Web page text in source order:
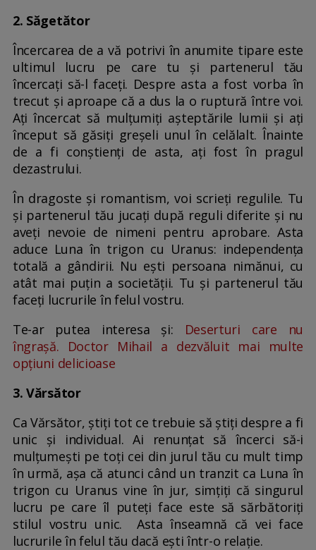
2. Săgetător
Încercarea de a vă potrivi în anumite tipare este
ultimul lucru pe care tu și partenerul tău
încercați să-l faceți. Despre asta a fost vorba în
trecut și aproape că a dus la o ruptură între voi.
Ați încercat să mulțumiți așteptările lumii și ați
început să găsiți greșeli unul în celălalt. Înainte
de a fi conștienți de asta, ați fost în pragul
dezastrului.
În dragoste și romantism, voi scrieți regulile. Tu
și partenerul tău jucați după reguli diferite și nu
aveți nevoie de nimeni pentru aprobare. Asta
aduce Luna în trigon cu Uranus: independența
totală a gândirii. Nu ești persoana nimănui, cu
atât mai puțin a societății. Tu și partenerul tău
faceți lucrurile în felul vostru.
Te-ar putea interesa și:
Deserturi care nu
îngrașă. Doctor Mihail a dezvăluit mai multe
opțiuni delicioase
3. Vărsător
Ca Vărsător, știți tot ce trebuie să știți despre a fi
unic și individual. Ai renunțat să încerci să-i
mulțumești pe toți cei din jurul tău cu mult timp
în urmă, așa că atunci când un tranzit ca Luna în
trigon cu Uranus vine în jur, simțiți că singurul
lucru pe care îl puteți face este să sărbătoriți
stilul vostru unic. Asta înseamnă că vei face
lucrurile în felul tău dacă ești într-o relație.